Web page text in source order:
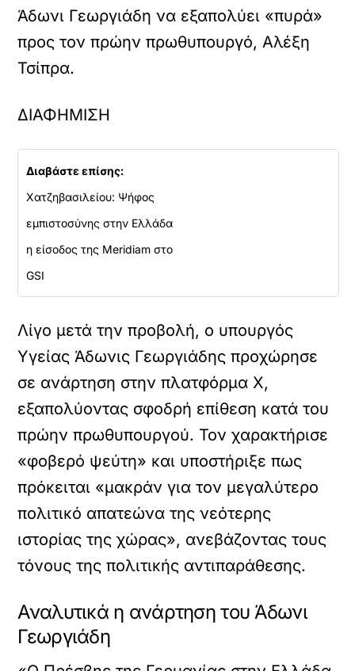
Άδωνι Γεωργιάδη να εξαπολύει «πυρά»
προς τον πρώην πρωθυπουργό, Αλέξη
Τσίπρα.
ΔΙΑΦΗΜΙΣΗ
Διαβάστε επίσης:
Χατζηβασιλείου: Ψήφος
εμπιστοσύνης στην Ελλάδα
η είσοδος της Meridiam στο
GSI
Λίγο μετά την προβολή, ο υπουργός
Υγείας Άδωνις Γεωργιάδης προχώρησε
σε ανάρτηση στην πλατφόρμα Χ,
εξαπολύοντας σφοδρή επίθεση κατά του
πρώην πρωθυπουργού. Τον χαρακτήρισε
«φοβερό ψεύτη» και υποστήριξε πως
πρόκειται «μακράν για τον μεγαλύτερο
πολιτικό απατεώνα της νεότερης
ιστορίας της χώρας», ανεβάζοντας τους
τόνους της πολιτικής αντιπαράθεσης.
Αναλυτικά η ανάρτηση του Άδωνι
Γεωργιάδη